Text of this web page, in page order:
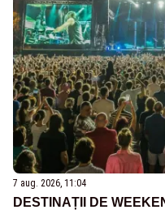
7 aug. 2026, 11:04
DESTINAȚII DE